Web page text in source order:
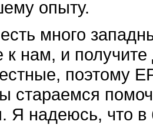
опыту.
много
к нам, и
поэтому
стараемся
Я надеюсь, что в